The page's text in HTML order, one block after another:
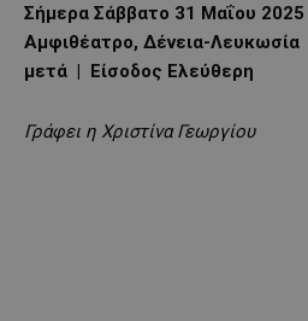
Σήμερα Σάββατο 31 Μαΐου
Αμφιθέατρο, Δένεια-Λευκωσία
μετά | Είσοδος Ελεύθερη
Γράφει η Χριστίνα Γεωργίου